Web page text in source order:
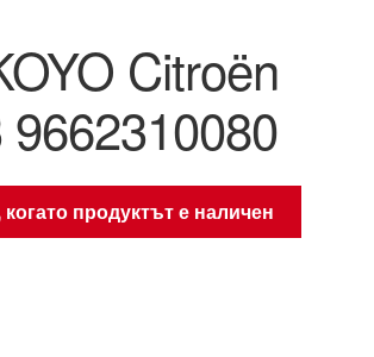
Citroën
продуктът е наличен